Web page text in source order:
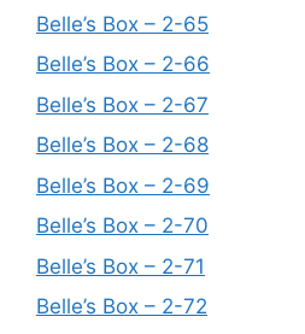
Belle’s Box – 2-65
Belle’s Box – 2-66
Belle’s Box – 2-67
Belle’s Box – 2-68
Belle’s Box – 2-69
Belle’s Box – 2-70
Belle’s Box – 2-71
Belle’s Box – 2-72